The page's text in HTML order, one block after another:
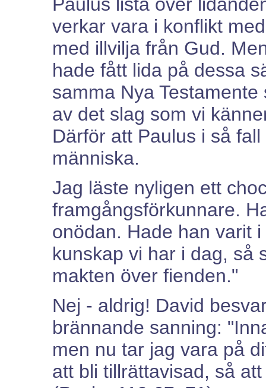
verkar vara i konflikt
med illvilja från Gud.
hade fått lida på dessa
samma Nya
av det slag som vi
Därför att Paulus i så
människa.
Jag läste nyligen ett
framgångsförkunnare.
onödan. Hade han varit
kunskap vi har i dag, så
makten över fienden."
Nej - aldrig! David
brännande sanning:
men nu tar jag vara på
att bli tillrättavisad, så